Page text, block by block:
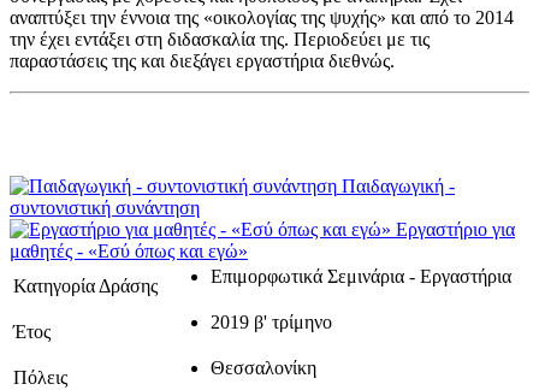
αναπτύξει την έννοια της «οικολογίας της ψυχής» και από το 2014
την έχει εντάξει στη διδασκαλία της. Περιοδεύει με τις
παραστάσεις της και διεξάγει εργαστήρια διεθνώς.
Παιδαγωγική -
συντονιστική συνάντηση
Εργαστήριο για
μαθητές - «Εσύ όπως και εγώ»
Κατηγορία Δράσης
Επιμορφωτικά Σεμινάρια - Εργαστήρια
Έτος 2019 β' τρίμηνο
Πόλεις Θεσσαλονίκη